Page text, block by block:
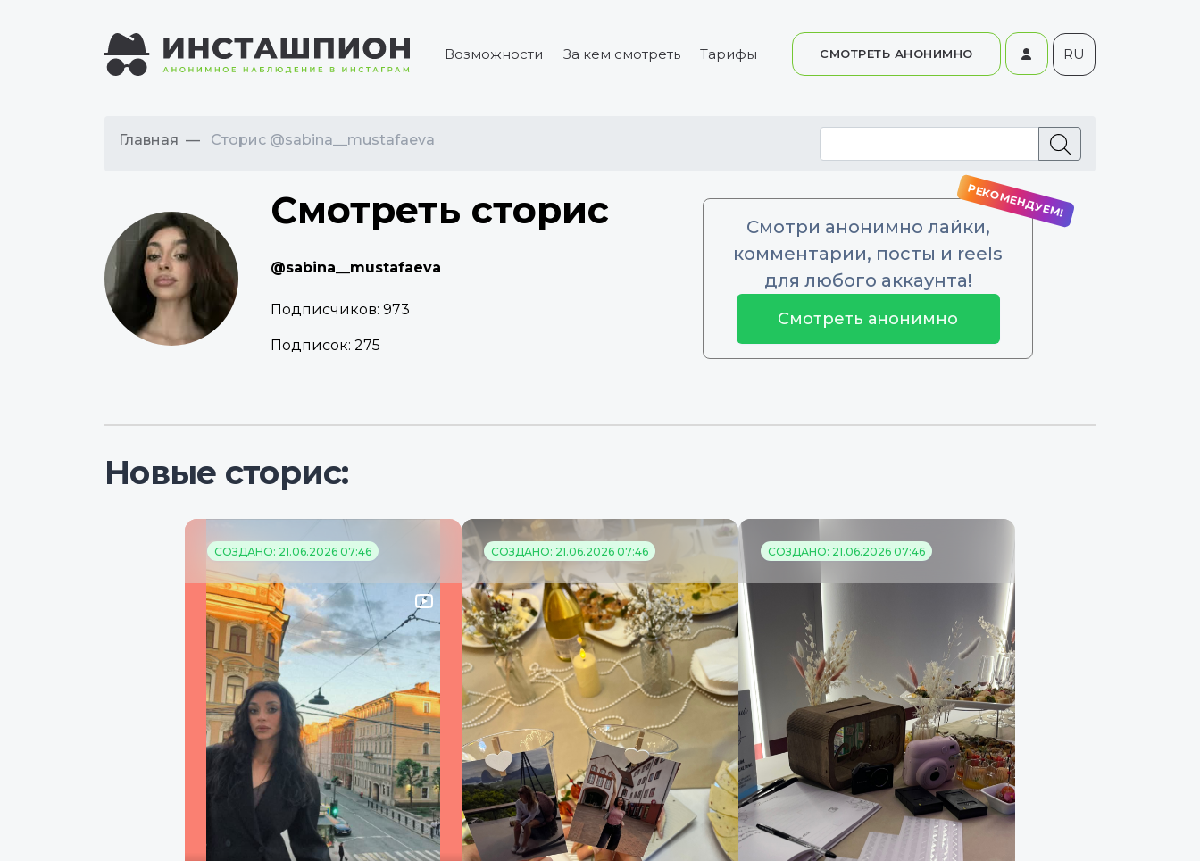
Возможности За кем смотреть Тарифы СМОТРЕТЬ АНОНИМНО RU
Главная Сторис @sabina__mustafaeva
Смотреть сторис
@sabina__mustafaeva
Подписчиков: 973
Подписок: 275
Смотри анонимно лайки,
комментарии, посты и reels
для любого аккаунта!
Смотреть анонимно
Новые сторис:
СОЗДАНО: 21.06.2026 07:46 СОЗДАНО: 21.06.2026 07:46 СОЗДАНО: 21.06.2026 07:46